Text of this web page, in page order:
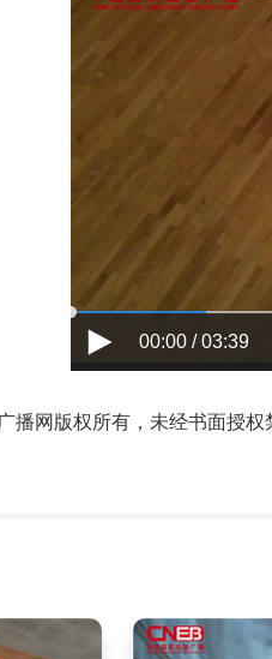
00:00 / 03:39
网版权所有，未经书面授权